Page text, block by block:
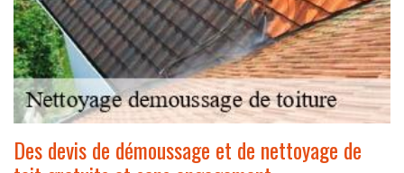
Des devis de démoussage et de nettoyage de